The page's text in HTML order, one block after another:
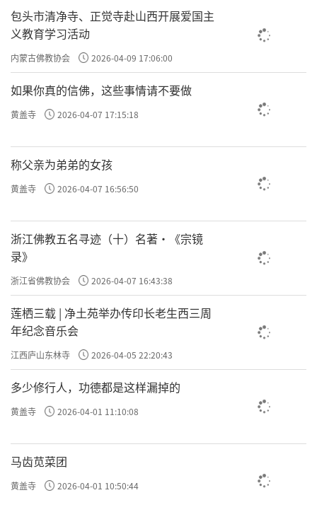
包头市清净寺、正觉寺赴山西开展爱国主
义教育学习活动
内蒙古佛教协会 2026-04-09 17:06:00
如果你真的信佛，这些事情请不要做
黄盖寺 2026-04-07 17:15:18
称父亲为弟弟的女孩
黄盖寺 2026-04-07 16:56:50
浙江佛教五名寻迹（十）名著·《宗镜
录》
浙江省佛教协会 2026-04-07 16:43:38
莲栖三载 | 净土苑举办传印长老生西三周
年纪念音乐会
江西庐山东林寺 2026-04-05 22:20:43
多少修行人，功德都是这样漏掉的
黄盖寺 2026-04-01 11:10:08
马齿苋菜团
黄盖寺 2026-04-01 10:50:44